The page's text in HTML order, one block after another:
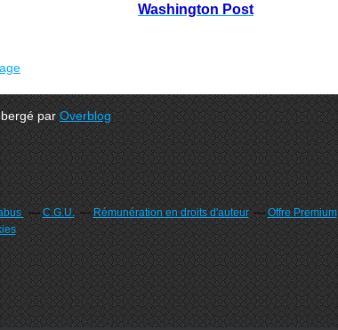
Washington Post
parOverblog
C.G.U. Rémunération en droits d'auteur Offre Premium